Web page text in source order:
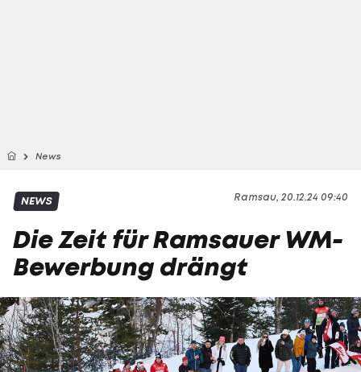
News
Ramsau, 20.12.24 09:40
NEWS
Die Zeit für Ramsauer WM-
Bewerbung drängt